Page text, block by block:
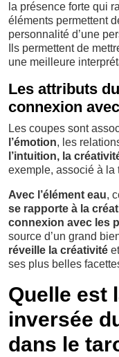
la présence forte qui
éléments permettent
personnalité d’une
Ils permettent de
une meilleure
Les attributs
connexion
Les coupes sont
l’émotion, les
l’intuition, la
exemple, associé à la
Avec l’élément eau,
se rapporte à la
connexion avec les
source d’un grand
réveille la créativité
ses plus belles
Quelle est
inversée
dans le